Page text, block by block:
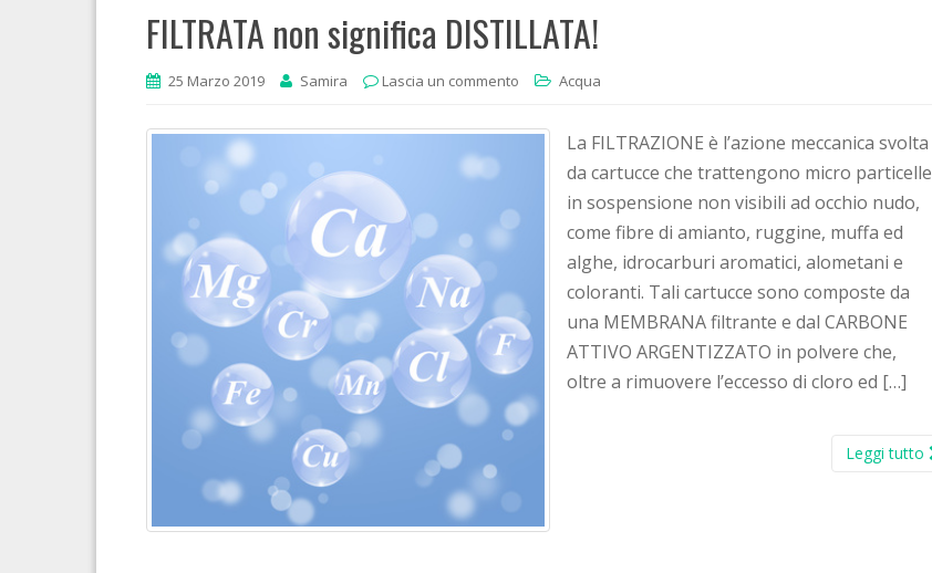
FILTRATA non significa DISTILLATA!
25 Marzo 2019 Samira Lascia un commento Acqua
La FILTRAZIONE è l’azione meccanica svolta
da cartucce che trattengono micro particelle
in sospensione non visibili ad occhio nudo,
come fibre di amianto, ruggine, muffa ed
alghe, idrocarburi aromatici, alometani e
coloranti. Tali cartucce sono composte da
una MEMBRANA filtrante e dal CARBONE
ATTIVO ARGENTIZZATO in polvere che,
oltre a rimuovere l’eccesso di cloro ed […]
Leggi tutto